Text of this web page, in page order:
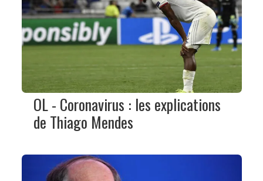
OL - Coronavirus : les explications
de Thiago Mendes